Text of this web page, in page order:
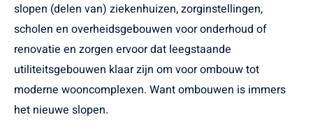
slopen (delen van) ziekenhuizen, zorginstellingen,
scholen en overheidsgebouwen voor onderhoud of
renovatie en zorgen ervoor dat leegstaande
utiliteitsgebouwen klaar zijn om voor ombouw tot
moderne wooncomplexen. Want ombouwen is immers
het nieuwe slopen.